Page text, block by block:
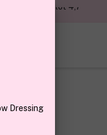
– Trustpilot 4,7
Dressing